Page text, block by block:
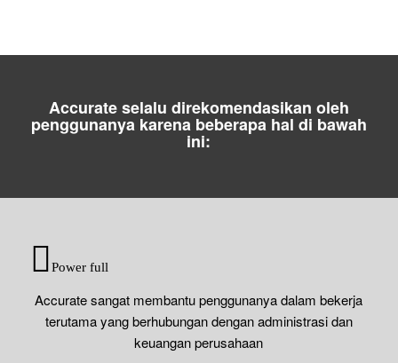
Accurate selalu direkomendasikan oleh
penggunanya karena beberapa hal di bawah
ini:
Power full
Accurate sangat membantu penggunanya dalam bekerja
terutama yang berhubungan dengan administrasi dan
keuangan perusahaan